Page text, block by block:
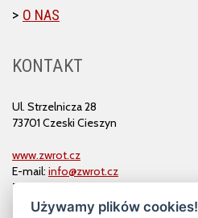
O NAS
KONTAKT
Ul. Strzelnicza 28
73701 Czeski Cieszyn
www.zwrot.cz
E-mail: info@zwrot.cz
Tel. i faks: 558 711 582
Używamy plików cookies!